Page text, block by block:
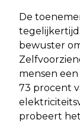
De
bewuster
mensen
73 procent
probeert